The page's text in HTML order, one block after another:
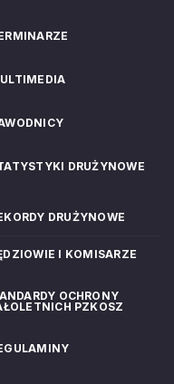
DRUŻYNOWE
DRUŻYNOWE
I KOMISARZE
OCHRONY
PZKOSZ